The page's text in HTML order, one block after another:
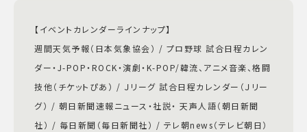
【イベントカレンダーラインナップ】
週間天気予報（日本気象協会） / プロ野球 試合日程カレン
ダー・J-POP・ROCK・演劇・K-POP/韓流、アニメ音楽、格闘
技他（チケットぴあ） / Ｊリーグ 試合日程カレンダー（Ｊリー
グ） / 朝日新聞速報ニュース・社説・ 天声人語（朝日新聞
社） / 毎日新聞（毎日新聞社） / テレ朝news（テレビ朝日）